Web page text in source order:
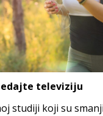
televiziju
studiji koji su